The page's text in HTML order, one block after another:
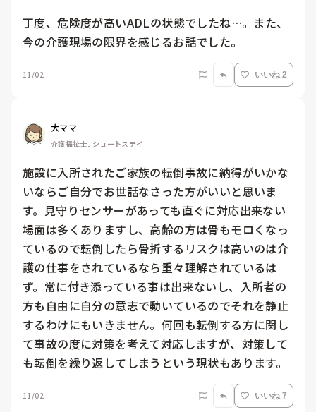
丁度、危険度が高いADLの状態でしたね…。また、
今の介護現場の限界を感じるお話でした。
11/02 いいね 2
大ママ
介護福祉士, ショートステイ
施設に入所されたご家族の転倒事故に納得がいかな
いならご自分でお世話なさった方がいいと思いま
す。見守りセンサーがあっても直ぐに対応出来ない
場面は多くありますし、高齢の方は骨もモロくなっ
ているので転倒したら骨折するリスクは高いのは介
護の仕事をされているなら重々理解されているは
ず。常に付き添っている事は出来ないし、入所者の
方も自由に自分の意志で動いているのでそれを静止
するわけにもいきません。何回も転倒する方に関し
て事故の度に対策を考えて対応しますが、対策して
も転倒を繰り返してしまうという現状もあります。
11/02 いいね 7